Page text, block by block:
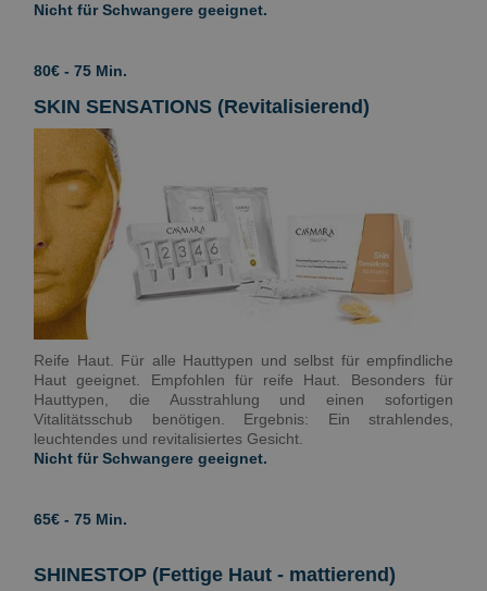
Nicht für Schwangere geeignet.
80€ - 75 Min.
SKIN SENSATIONS (Revitalisierend)
Reife Haut. Für alle Hauttypen und selbst für empfindliche
Haut geeignet. Empfohlen für reife Haut. Besonders für
Hauttypen, die Ausstrahlung und einen sofortigen
Vitalitätsschub benötigen. Ergebnis: Ein strahlendes,
leuchtendes und revitalisiertes Gesicht.
Nicht für Schwangere geeignet.
65€ - 75 Min.
SHINESTOP (Fettige Haut - mattierend)